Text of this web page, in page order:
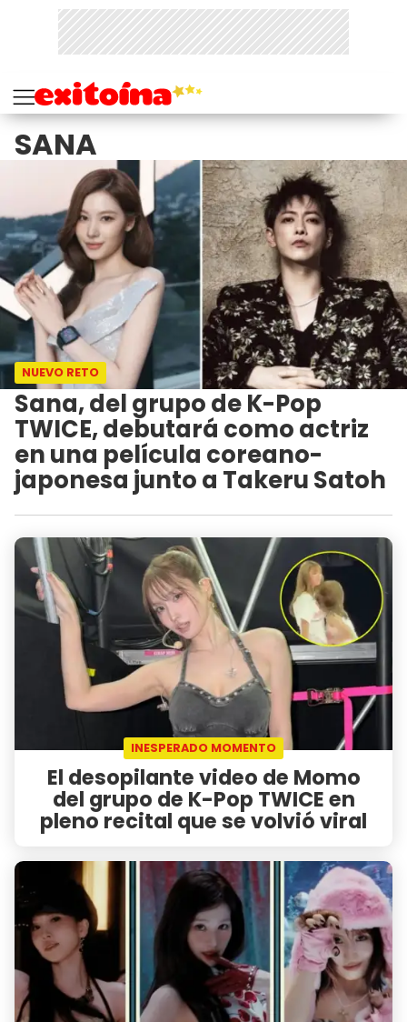
SANA
NUEVO RETO
Sana, del grupo de K-Pop
TWICE, debutará como actriz
en una película coreano-
japonesa junto a Takeru Satoh
INESPERADO MOMENTO
El desopilante video de Momo
del grupo de K-Pop TWICE en
pleno recital que se volvió viral